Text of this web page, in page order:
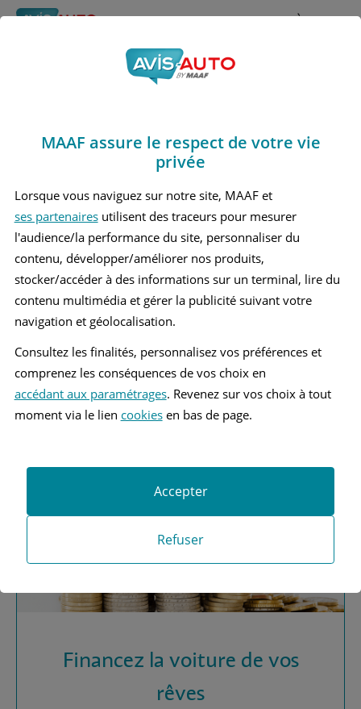
Rechercher À propos
Obtenir un devis d'assurance auto MAAF
Avis Skoda Yeti
SKODA YETI 1 PETIT SUV
Vous recherchez une
assurance automobile ?
Obtenez vos devis MAAF
Financez la voiture de vos
rêves
MAAF assure le respect de votre vie
privée
Lorsque vous naviguez sur notre site, MAAF et
ses partenairesutilisent des traceurs pour mesurer
l'audience/la performance du site, personnaliser du
contenu, développer/améliorer nos produits,
stocker/accéder à des informations sur un terminal, lire du
contenu multimédia et gérer la publicité suivant votre
navigation et géolocalisation.
Consultez les finalités, personnalisez vos préférences et
comprenez les conséquences de vos choix en
accédant aux paramétrages. Revenez sur vos choix à tout
moment via le lien cookiesen bas de page.
Refuser
Accepter